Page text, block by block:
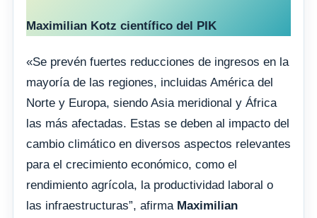
Maximilian Kotz científico del PIK
«Se prevén fuertes reducciones de ingresos en la
mayoría de las regiones, incluidas América del
Norte y Europa, siendo Asia meridional y África
las más afectadas. Estas se deben al impacto del
cambio climático en diversos aspectos relevantes
para el crecimiento económico, como el
rendimiento agrícola, la productividad laboral o
las infraestructuras”, afirma Maximilian